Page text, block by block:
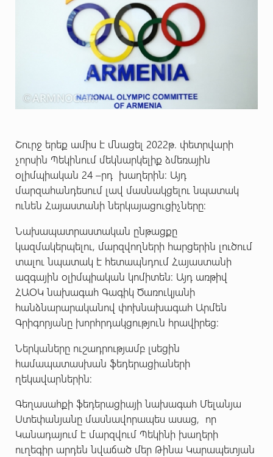
Շուրջ երեք ամիս է մնացել 2022թ. փետրվարի
չորսին Պեկինում մեկնարկելիք ձմեռային
օլիմպիական 24 –րդ խաղերին: Այդ
մարզահանդեսում լավ մասնակցելու նպատակ
ունեն Հայաստանի ներկայացուցիչները:
Նախապատրաստական ընթացքը
կազմակերպելու, մարզվողների հարցերին լուծում
տալու նպատակ է հետապնդում Հայաստանի
ազգային օլիմպիական կոմիտեն: Այդ առթիվ
ՀԱՕԿ նախագահ Գագիկ Ծառուկյանի
հանձնարարականով փոխնախագահ Արմեն
Գրիգորյանը խորհրդակցություն հրավիրեց:
Ներկաները ուշադրությամբ լսեցին
համապատասխան ֆեդերացիաների
ղեկավարներին:
Գեղասահքի ֆեդերացիայի նախագահ Մելանյա
Ստեփանյանը մասնավորապես ասաց, որ
Կանադայում է մարզվում Պեկինի խաղերի
ուղեգիր արդեն նվաճած մեր Թինա Կարապետյան